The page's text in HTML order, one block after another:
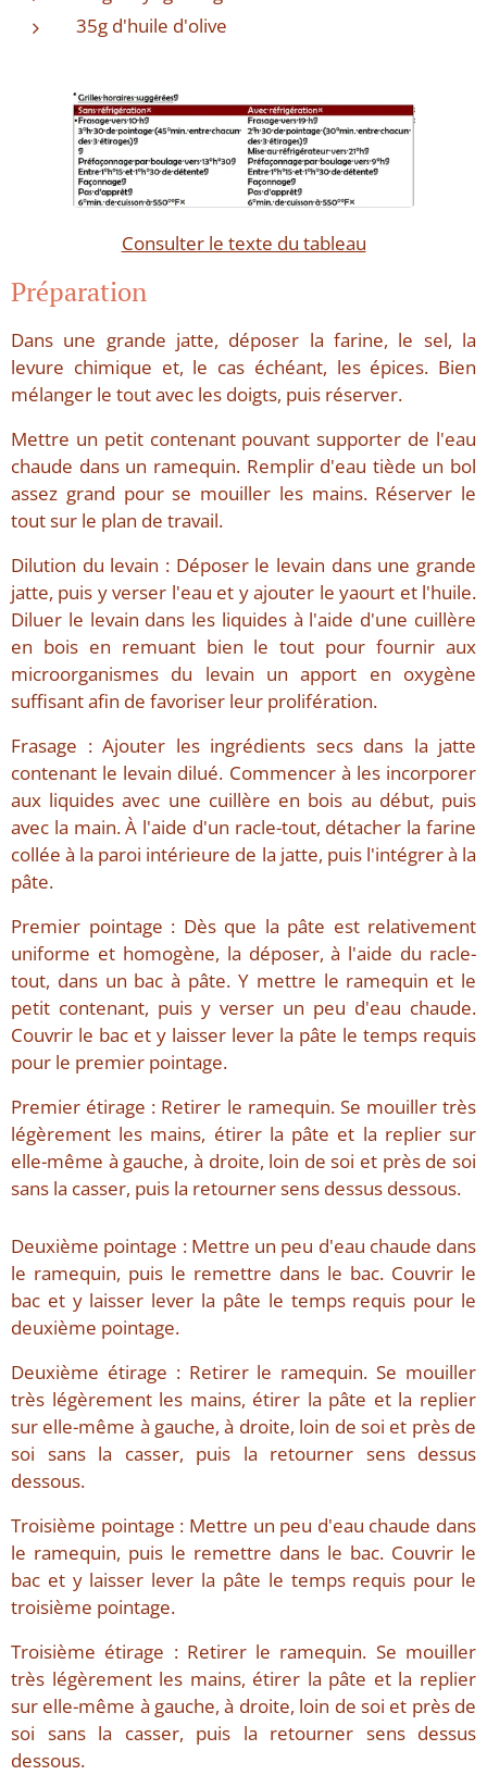
35g d'huile d'olive
Consulter le texte du tableau
Préparation
Dans une grande jatte, déposer la farine, le sel, la
levure chimique et, le cas échéant, les épices. Bien
mélanger le tout avec les doigts, puis réserver.
Mettre un petit contenant pouvant supporter de l'eau
chaude dans un ramequin. Remplir d'eau tiède un bol
assez grand pour se mouiller les mains. Réserver le
tout sur le plan de travail.
Dilution du levain : Déposer le levain dans une grande
jatte, puis y verser l'eau et y ajouter le yaourt et l'huile.
Diluer le levain dans les liquides à l'aide d'une cuillère
en bois en remuant bien le tout pour fournir aux
microorganismes du levain un apport en oxygène
suffisant afin de favoriser leur prolifération.
Frasage : Ajouter les ingrédients secs dans la jatte
contenant le levain dilué. Commencer à les incorporer
aux liquides avec une cuillère en bois au début, puis
avec la main. À l'aide d'un racle-tout, détacher la farine
collée à la paroi intérieure de la jatte, puis l'intégrer à la
pâte.
Premier pointage : Dès que la pâte est relativement
uniforme et homogène, la déposer, à l'aide du racle-
tout, dans un bac à pâte. Y mettre le ramequin et le
petit contenant, puis y verser un peu d'eau chaude.
Couvrir le bac et y laisser lever la pâte le temps requis
pour le premier pointage.
Premier étirage : Retirer le ramequin. Se mouiller très
légèrement les mains, étirer la pâte et la replier sur
elle-même à gauche, à droite, loin de soi et près de soi
sans la casser, puis la retourner sens dessus dessous.
Deuxième pointage : Mettre un peu d'eau chaude dans
le ramequin, puis le remettre dans le bac. Couvrir le
bac et y laisser lever la pâte le temps requis pour le
deuxième pointage.
Deuxième étirage : Retirer le ramequin. Se mouiller
très légèrement les mains, étirer la pâte et la replier
sur elle-même à gauche, à droite, loin de soi et près de
soi sans la casser, puis la retourner sens dessus
dessous.
Troisième pointage : Mettre un peu d'eau chaude dans
le ramequin, puis le remettre dans le bac. Couvrir le
bac et y laisser lever la pâte le temps requis pour le
troisième pointage.
Troisième étirage : Retirer le ramequin. Se mouiller
très légèrement les mains, étirer la pâte et la replier
sur elle-même à gauche, à droite, loin de soi et près de
soi sans la casser, puis la retourner sens dessus
dessous.